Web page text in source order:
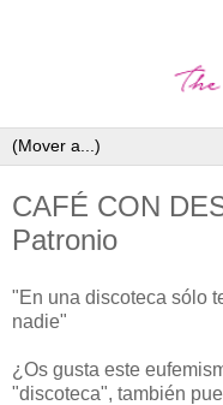
CAFÉ CON
Patronio
"En una discoteca sólo
nadie"
¿Os gusta este
"discoteca", también